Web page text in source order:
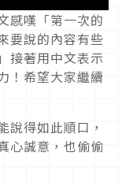
感嘆「第一次的
要說的內容有些
接著用中文表示
！希望大家繼續
說得如此順口，
心誠意，也偷偷